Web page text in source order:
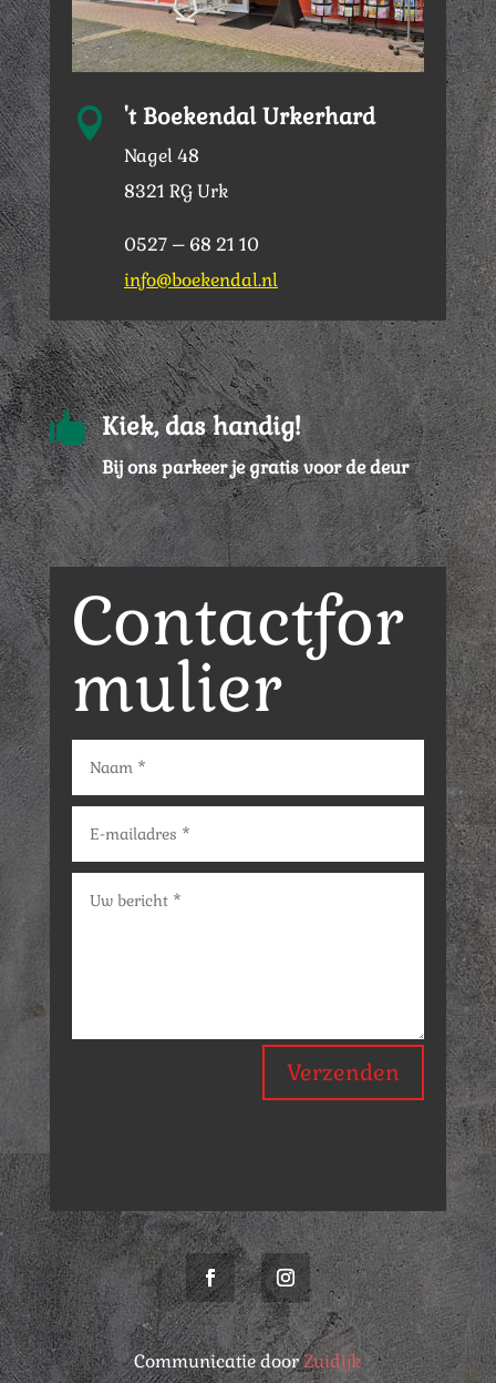
 't Boekendal Urkerhard
Nagel 48
8321 RG Urk
0527 – 68 21 10
info@boekendal.nl
 Kiek, das handig!
Bij ons parkeer je gratis voor de deur
Contactfor
mulier
Verzenden
Communicatie doorZuidijk